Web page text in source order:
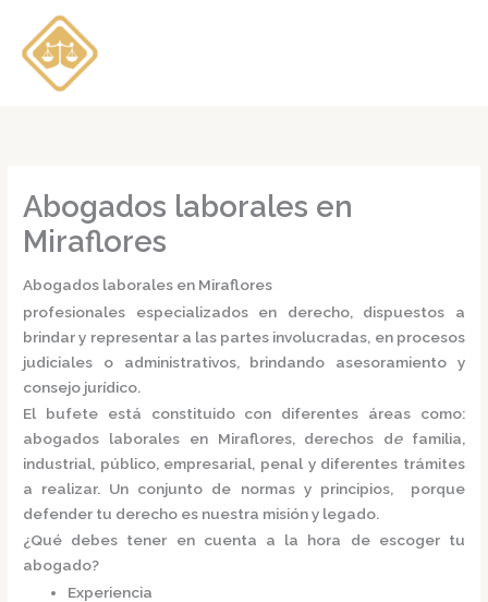
contenido
Abogados laborales en
Miraflores
Abogados laborales en Miraflores
profesionales especializados en derecho, dispuestos a
brindar y representar a las partes involucradas, en procesos
judiciales o administrativos, brindando asesoramiento y
consejo jurídico.
El bufete está constituido con diferentes áreas como:
abogados laborales en Miraflores,
derechos de familia,
industrial, público, empresarial, penal y diferentes trámites
a realizar. Un conjunto de normas y principios, porque
defender tu derecho es nuestra misión y legado.
¿Qué debes tener en cuenta a la hora de escoger tu
abogado?
Experiencia